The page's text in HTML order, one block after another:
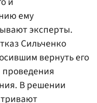
ему
эксперты.
Сильченко
вернуть его
В решении